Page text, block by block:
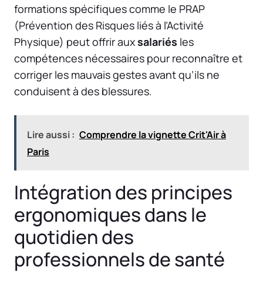
formations spécifiques comme le PRAP
(Prévention des Risques liés à l’Activité
Physique) peut offrir auxsalariés les
compétences nécessaires pour reconnaître et
corriger les mauvais gestes avant qu’ils ne
conduisent à des blessures.
Lire aussi : Comprendre la vignette Crit'Air à
Paris
Intégration des principes
ergonomiques dans le
quotidien des
professionnels de santé